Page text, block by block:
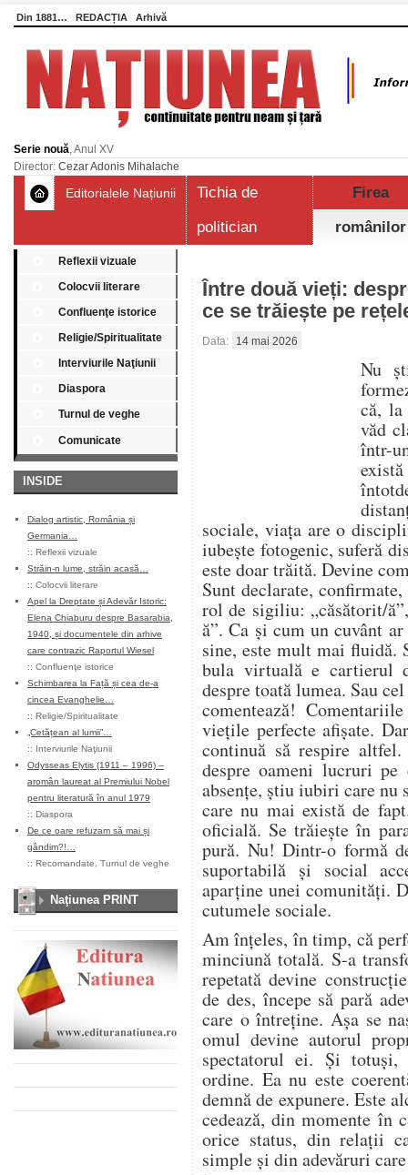
Din 1881… REDACȚIA Arhivă
Serie nouă, Anul XV
Director: Cezar Adonis Mihalache
Editorialele Națiunii
Tichia de
politician
Firea
românilor
Reflexii vizuale
Colocvii literare
Confluenţe istorice
Religie/Spiritualitate
Interviurile Naţiunii
Diaspora
Turnul de veghe
Comunicate
INSIDE
Dialog artistic, România și
Germania…
:: Reflexii vizuale
Străin-n lume, străin acasă…
:: Colocvii literare
Apel la Dreptate și Adevăr Istoric:
Elena Chiaburu despre Basarabia,
1940, și documentele din arhive
care contrazic Raportul Wiesel
:: Confluenţe istorice
Schimbarea la Față și cea de-a
cincea Evanghelie…
:: Religie/Spiritualitate
„Cetățean al lumii”…
:: Interviurile Naţiunii
Odysseas Elytis (1911 – 1996) –
aromân laureat al Premiului Nobel
pentru literatură în anul 1979
:: Diaspora
De ce oare refuzam să mai și
gândim?!…
:: Recomandate Turnul de veghe
Naţiunea PRINT
Între două vieți:
ce se trăiește pe
Data: 14 mai 2026
Nu
că, la
văd
într-
sociale, viața are o
iubește fotogenic, suferă
este doar trăită. Devine
Sunt declarate,
rol de sigiliu: „căsătorit/
ă”. Ca și cum un cuvânt
sine, este mult mai fluidă.
bula virtuală e cartierul
despre toată lumea. Sau
comentează!
viețile perfecte afișate.
continuă să respire
despre oameni lucruri
absențe, știu iubiri care nu
care nu mai există de
oficială. Se trăiește în
pură. Nu! Dintr-o formă
suportabilă și social
aparține unei comunități.
cutumele sociale.
Am înțeles, în timp, că
minciună totală. S-a
repetată devine
de des, începe să pară
care o întreține. Așa se
omul devine autorul
spectatorul ei. Și totuși,
ordine. Ea nu este
demnă de expunere. Este
cedează, din momente în
orice status, din relații
simple și din adevăruri